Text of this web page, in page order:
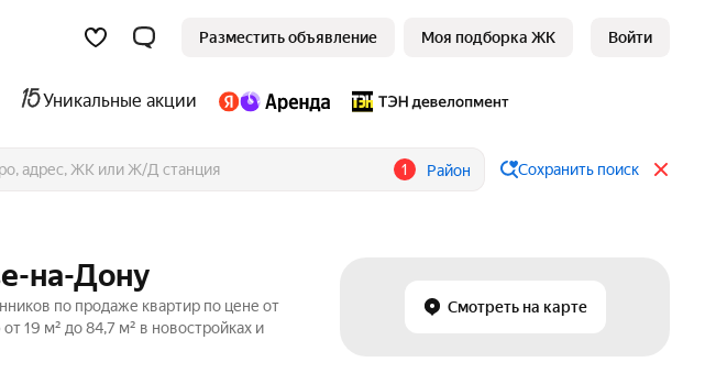
Разместить объявление Моя подборка ЖК Войти
Уникальные акции
1 Район Сохранить поиск
Смотреть на карте
на-Дону
по продаже квартир по цене от
19 м² до 84,7 м² в новостройках и